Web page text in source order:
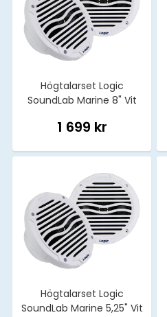
Högtalarset Logic
SoundLab Marine 8" Vit
1 699 kr
Högtalarset Logic
SoundLab Marine 5,25" Vit